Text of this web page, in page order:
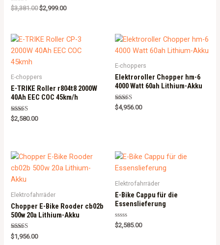
Rated
5.00
$3,381.00 $2,999.00
E-choppers
E-TRIKE Roller r804t8 2000W
40Ah EEC COC 45km/h
Rated
5.00
$2,580.00
E-choppers
Elektroroller Chopper hm-6
4000 Watt 60ah Lithium-Akku
Rated
5.00
$4,956.00
Elektrofahrräder
Chopper E-Bike Rooder cb02b
500w 20a Lithium-Akku
Rated
5.00
$1,956.00
Elektrofahrräder
E-Bike Cappu für die
Essenslieferung
Rated
0
$2,585.00